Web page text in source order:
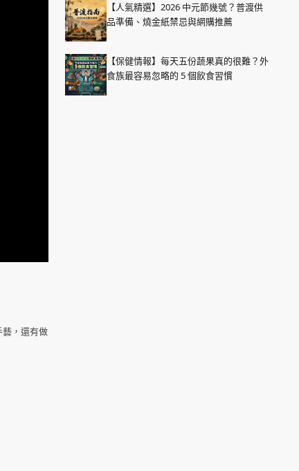
，還有做
【人氣精選】2026 中元節幾號？普渡供
品準備、燒金紙禁忌與網購推薦
【保健情報】每天五份蔬果真的很難？外
食族最容易忽略的 5 個飲食習慣